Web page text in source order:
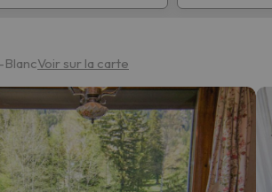
Voir sur la carte